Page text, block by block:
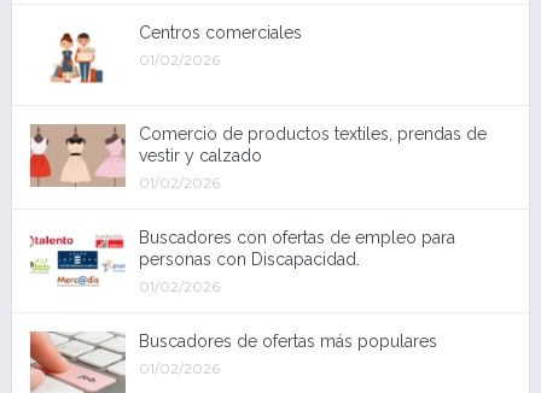
Centros comerciales
01/02/2026
Comercio de productos textiles, prendas de
vestir y calzado
01/02/2026
Buscadores con ofertas de empleo para
personas con Discapacidad.
01/02/2026
Buscadores de ofertas más populares
01/02/2026